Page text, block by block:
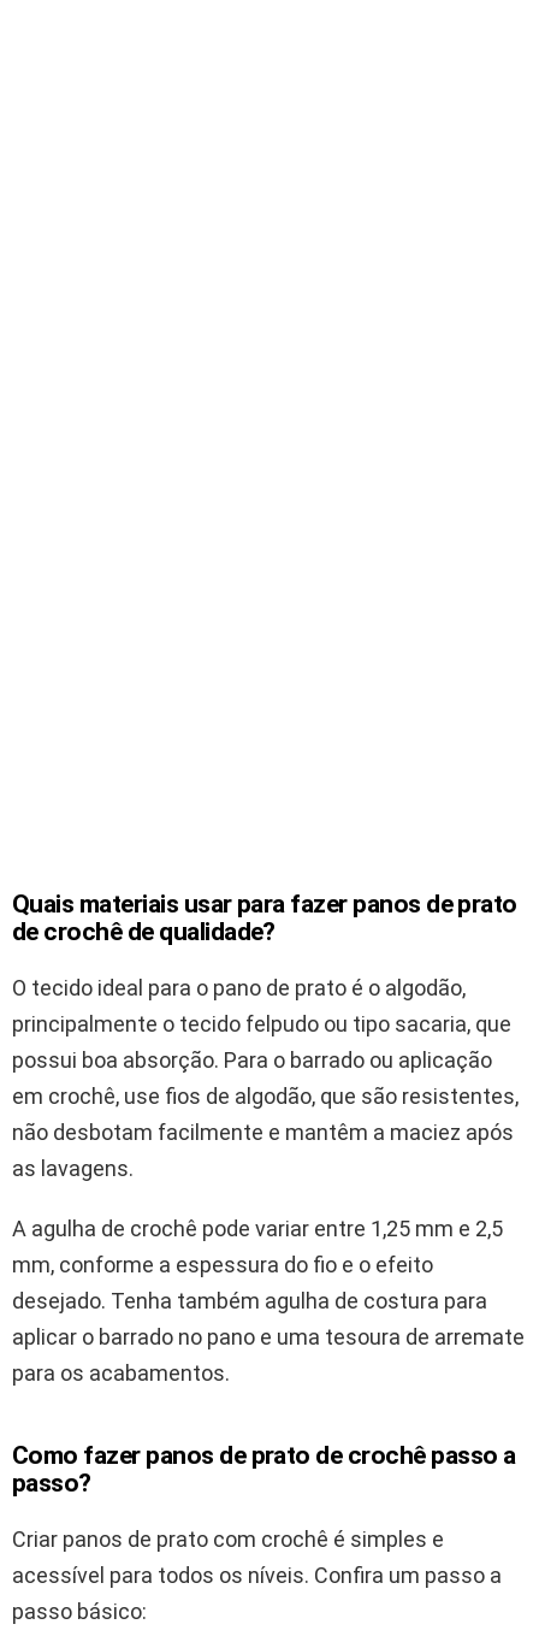
Quais materiais usar para fazer panos de prato
de crochê de qualidade?
O tecido ideal para o pano de prato é o algodão,
principalmente o tecido felpudo ou tipo sacaria, que
possui boa absorção. Para o barrado ou aplicação
em crochê, use fios de algodão, que são resistentes,
não desbotam facilmente e mantêm a maciez após
as lavagens.
A agulha de crochê pode variar entre 1,25 mm e 2,5
mm, conforme a espessura do fio e o efeito
desejado. Tenha também agulha de costura para
aplicar o barrado no pano e uma tesoura de arremate
para os acabamentos.
Como fazer panos de prato de crochê passo a
passo?
Criar panos de prato com crochê é simples e
acessível para todos os níveis. Confira um passo a
passo básico: